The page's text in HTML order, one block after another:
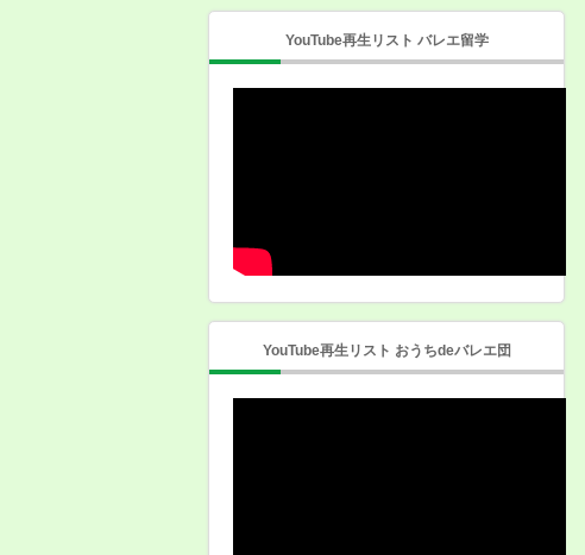
YouTube再生リスト バレエ留学
YouTube再生リスト おうちdeバレエ団